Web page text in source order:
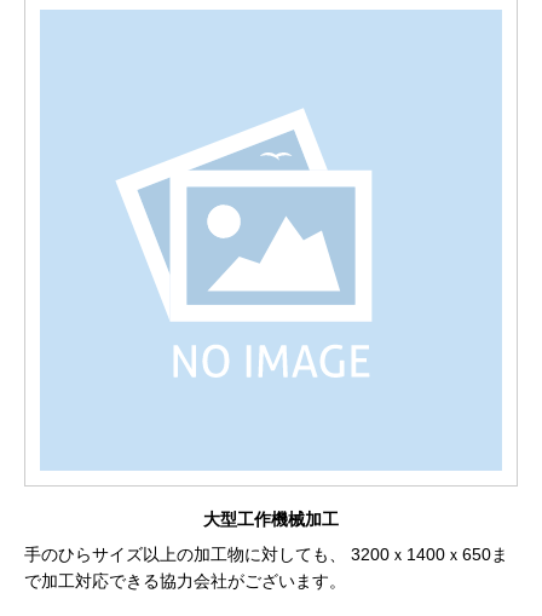
大型工作機械加工
手のひらサイズ以上の加工物に対しても、
3200ｘ1400ｘ650ま
で加工対応できる協力会社がございます。